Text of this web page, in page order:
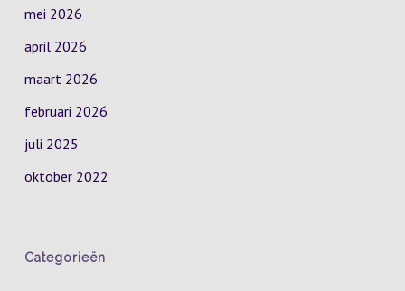
mei 2026
april 2026
maart 2026
februari 2026
juli 2025
oktober 2022
Categorieën